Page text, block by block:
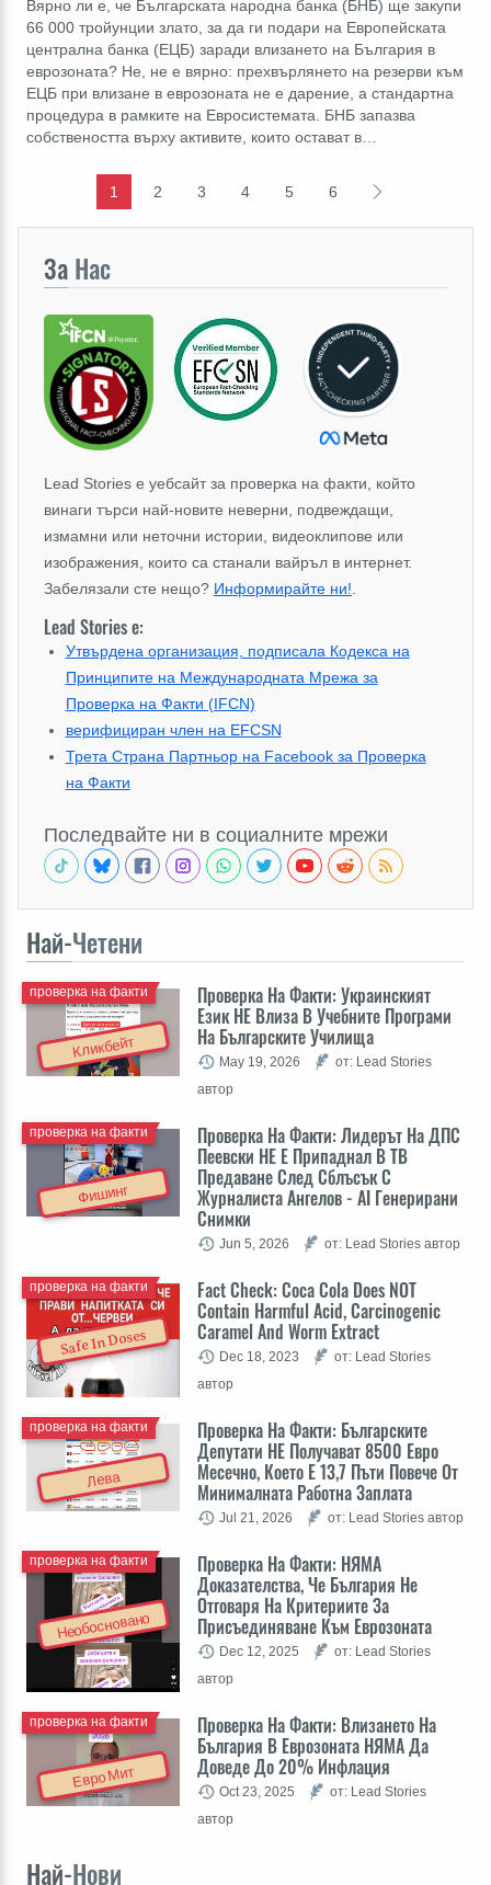
Вярно ли е, че Българската народна банка (БНБ) ще закупи
66 000 тройунции злато, за да ги подари на Европейската
централна банка (ЕЦБ) заради влизането на България в
еврозоната? Не, не е вярно: прехвърлянето на резерви към
ЕЦБ при влизане в еврозоната не е дарение, а стандартна
процедура в рамките на Евросистемата. БНБ запазва
собствеността върху активите, които остават в…
1 2 3 4 5 6
За Нас
Lead Stories е уебсайт за проверка на факти, който
винаги търси най-новите неверни, подвеждащи,
измамни или неточни истории, видеоклипове или
изображения, които са станали вайръл в интернет.
Забелязали сте нещо? Информирайте ни!
Lead Stories е:
Утвърдена организация, подписала Кодекса на
Принципите на Международната Мрежа за
Проверка на Факти (IFCN)
верифициран член на EFCSN
Трета Страна Партньор на Facebook за Проверка
на Факти
Последвайте ни в социалните мрежи
Най-Четени
Кликбейт
Проверка На Факти: Украинският
Език НЕ Влиза В Учебните Програми
На Българските Училища
проверка на факти
May 19, 2026
от: Lead Stories
автор
Фишинг
Проверка На Факти: Лидерът На ДПС
Пеевски НЕ Е Припаднал В ТВ
Предаване След Сблъсък С
Журналиста Ангелов - AI Генерирани
Снимки
проверка на факти
Jun 5, 2026 от: Lead Stories автор
Safe In Doses
Fact Check: Coca Cola Does NOT
Contain Harmful Acid, Carcinogenic
Caramel And Worm Extract
проверка на факти
Dec 18, 2023
от: Lead Stories
автор
Лева
Проверка На Факти: Българските
Депутати НЕ Получават 8500 Евро
Месечно, Което Е 13,7 Пъти Повече От
Минималната Работна Заплата
проверка на факти
Jul 21, 2026 от: Lead Stories автор
Необосновано
Проверка На Факти: НЯМА
Доказателства, Че България Не
Отговаря На Критериите За
Присъединяване Към Еврозоната
проверка на факти
Dec 12, 2025
от: Lead Stories
автор
Евро Мит
Проверка На Факти: Влизането На
България В Еврозоната НЯМА Да
Доведе До 20% Инфлация
проверка на факти
Oct 23, 2025
от: Lead Stories
автор
Най-Нови